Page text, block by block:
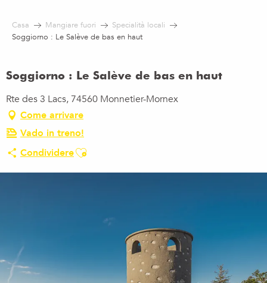
contenu
Casa Mangiare fuori
Specialità locali
Soggiorno : Le Salève de bas en haut
Soggiorno : Le Salève de bas en haut
Rte des 3 Lacs, 74560 Monnetier-Mornex
Come arrivare
Vado in treno!
CondividereAjouter aux favoris